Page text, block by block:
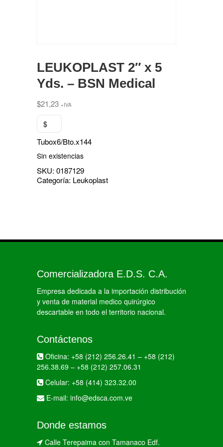
LEUKOPLAST 2″ x 5
Yds. – BSN Medical
$21,23 +IVA
$
Tubox6/Bto.x144
Sin existencias
SKU: 0187129
Categoría: Leukoplast
Comercializadora E.D.S. C.A.
Empresa dedicada a la importación distribución
y venta de material medico quirúrgico
descartable en todo el territorio nacional.
Contáctenos
Oficina: +58 (212) 256.26.41 – +58 (212)
256.38.69 – +58 (212) 257.06.31
Celular: +58 (414) 323.32.00
E-mail: info@edsca.com.ve
Donde estamos
Calle Terepaima con Tamanaco Edf.